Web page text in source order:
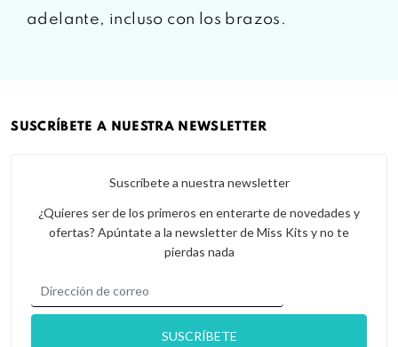
adelante, incluso con los brazos.
SUSCRÍBETE A NUESTRA NEWSLETTER
Suscríbete a nuestra newsletter
¿Quieres ser de los primeros en enterarte de novedades y
ofertas? Apúntate a la newsletter de Miss Kits y no te
pierdas nada